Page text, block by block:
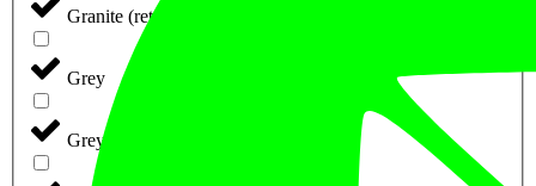
Granite (retail)
Grey
Grey Melange